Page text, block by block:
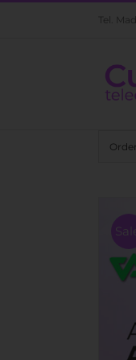
Saltar
Tel.